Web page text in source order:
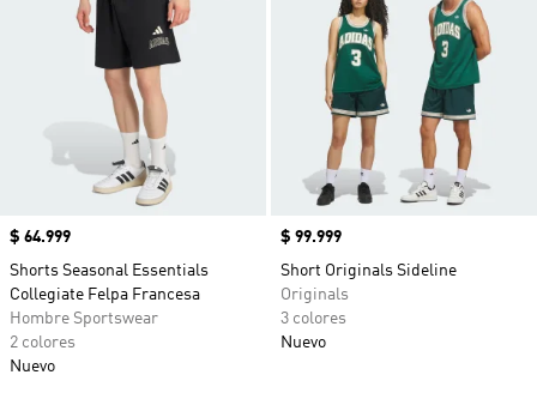
Precio
$ 64.999
Shorts Seasonal Essentials
Collegiate Felpa Francesa
Hombre Sportswear
2 colores
Nuevo
Precio
$ 99.999
Short Originals Sideline
Originals
3 colores
Nuevo